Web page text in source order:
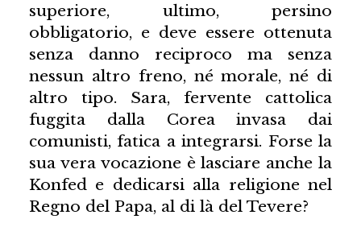
superiore, ultimo, persino
obbligatorio, e deve essere ottenuta
senza danno reciproco ma senza
nessun altro freno, né morale, né di
altro tipo. Sara, fervente cattolica
fuggita dalla Corea invasa dai
comunisti, fatica a integrarsi. Forse la
sua vera vocazione è lasciare anche la
Konfed e dedicarsi alla religione nel
Regno del Papa, al di là del Tevere?